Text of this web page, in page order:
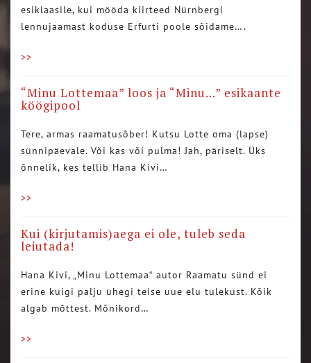
esiklaasile, kui mööda kiirteed Nürnbergi
lennujaamast koduse Erfurti poole sõidame….
>>
“Minu Lottemaa” loos ja “Minu…” esikaante
köögipool
Tere, armas raamatusõber! Kutsu Lotte oma (lapse)
sünnipäevale. Või kas või pulma! Jah, päriselt. Üks
õnnelik, kes tellib Hana Kivi…
>>
Kui (kirjutamis)aega ei ole, tuleb seda
leiutada!
Hana Kivi, „Minu Lottemaa“ autor Raamatu sünd ei
erine kuigi palju ühegi teise uue elu tulekust. Kõik
algab mõttest. Mõnikord…
>>